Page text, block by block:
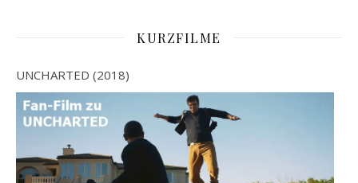
KURZFILME
UNCHARTED (2018)